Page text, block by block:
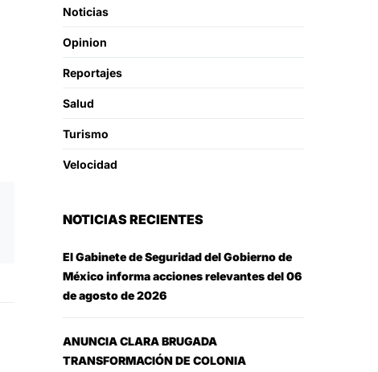
Noticias
Opinion
Reportajes
Salud
Turismo
Velocidad
NOTICIAS RECIENTES
El Gabinete de Seguridad del Gobierno de
México informa acciones relevantes del 06
de agosto de 2026
ANUNCIA CLARA BRUGADA
TRANSFORMACIÓN DE COLONIA